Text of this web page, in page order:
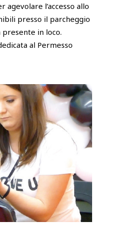
l’accesso allo
presso il parcheggio
in loco.
al Permesso